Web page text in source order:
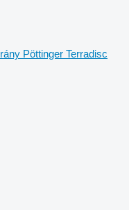
Pöttinger Terradisc